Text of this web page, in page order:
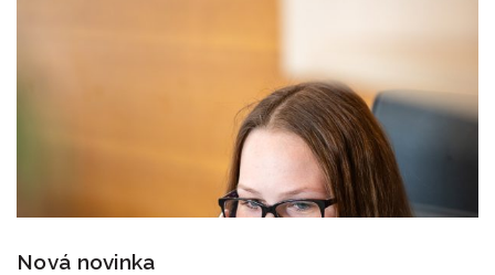
Nová novinka